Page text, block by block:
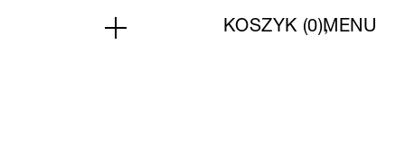
KOSZYK (0)MENU